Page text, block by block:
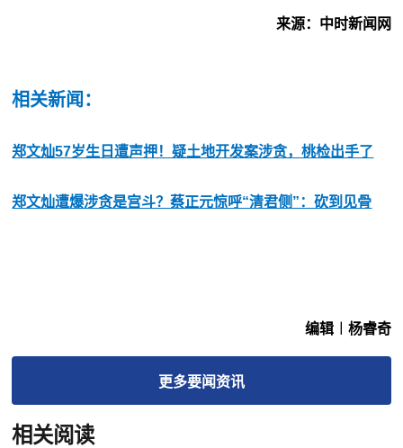
来源：中时新闻网
相关新闻：
郑文灿57岁生日遭声押！疑土地开发案涉贪，桃检出手了
郑文灿遭爆涉贪是宫斗？蔡正元惊呼“清君侧”：砍到见骨
编辑︱杨睿奇
更多要闻资讯
相关阅读